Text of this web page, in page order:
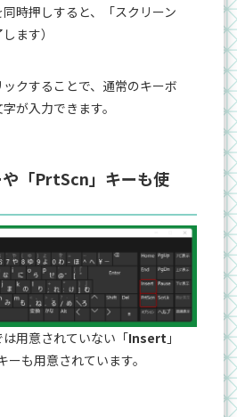
時押しすると、「スクリーン
ます）
クすることで、通常のキーボ
が入力できます。
や「PrtScn」キーも使
用意されていない「Insert 」
ーも用意されています。